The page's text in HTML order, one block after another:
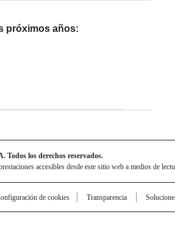
próximos años:
Todos los derechos reservados.
accesibles desde este sitio web a medios de
de cookies Transparencia